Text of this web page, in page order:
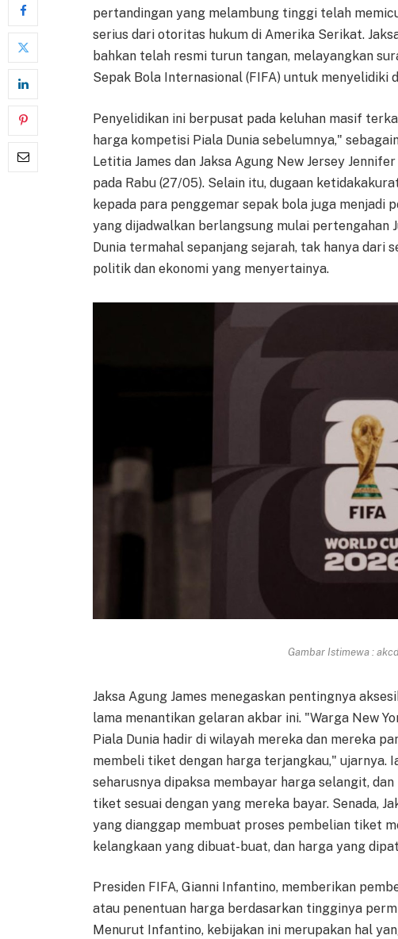
pertandingan yang melambung tinggi telah
serius dari otoritas hukum di Amerika Serikat.
bahkan telah resmi turun tangan, melayangkan
Sepak Bola Internasional (FIFA) untuk menyelidiki
Penyelidikan ini berpusat pada keluhan masif
harga kompetisi Piala Dunia sebelumnya,"
Letitia James dan Jaksa Agung New Jersey
pada Rabu (27/05). Selain itu, dugaan
kepada para penggemar sepak bola juga menjadi
yang dijadwalkan berlangsung mulai pertengahan
Dunia termahal sepanjang sejarah, tak hanya
politik dan ekonomi yang menyertainya.
Gambar Istimewa :
Jaksa Agung James menegaskan pentingnya
lama menantikan gelaran akbar ini. "Warga New
Piala Dunia hadir di wilayah mereka dan mereka
membeli tiket dengan harga terjangkau," ujarnya.
seharusnya dipaksa membayar harga selangit,
tiket sesuai dengan yang mereka bayar. Senada,
yang dianggap membuat proses pembelian tiket
kelangkaan yang dibuat-buat, dan harga yang
Presiden FIFA, Gianni Infantino, memberikan
atau penentuan harga berdasarkan tingginya
Menurut Infantino, kebijakan ini merupakan hal